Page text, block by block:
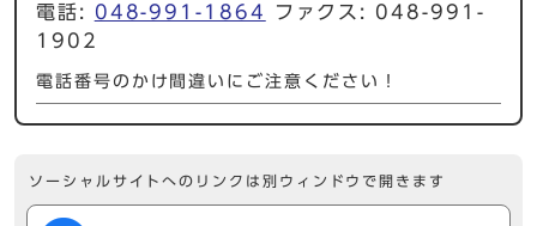
電話: 048-991-1864
ファクス: 048-991-
1902
電話番号のかけ間違いにご注意ください！
ソーシャルサイトへのリンクは別ウィンドウで開きます